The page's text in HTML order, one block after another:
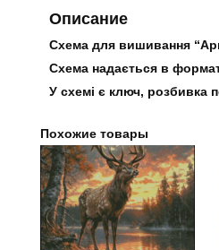
Описание
Схема для вишивання
Схема надається в
У схемі є ключ, розбивка
Похожие товары